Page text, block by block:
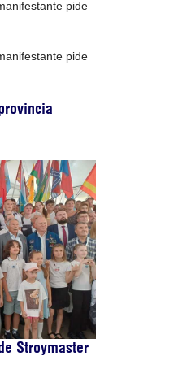
pide
pide
Stroymaster